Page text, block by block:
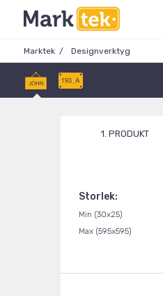
Marktek Designverktyg
1. PRODUKT
Storlek:
Min (30x25)
Max (595x595)